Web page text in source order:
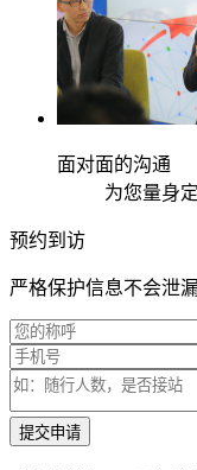
面对面的沟通
为您量身
预约到访
严格保护信息不会泄